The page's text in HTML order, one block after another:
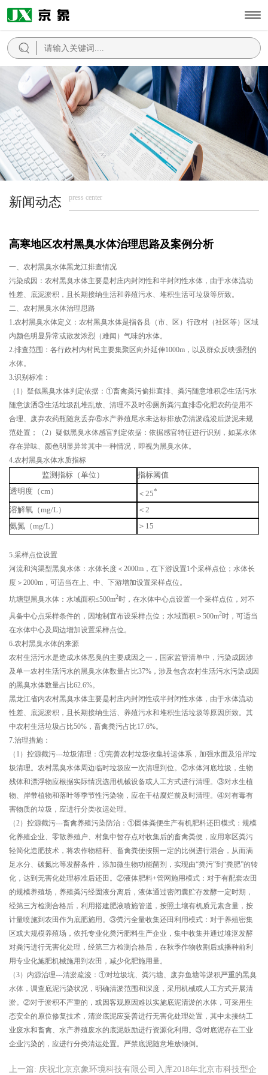
新闻动态 press center
高寒地区农村黑臭水体治理思路及案例分析
一、农村黑臭水体黑龙江排查情况
污染成因：农村黑臭水体主要是村庄内封闭性和半封闭性水体，由于水体流动
性差、底泥淤积，且长期接纳生活和养殖污水、堆积生活可垃圾等所致。
二、农村黑臭水体治理思路
1.农村黑臭水体定义：农村黑臭水体是指各县（市、区）行政村（社区等）区域
内颜色明显异常或散发浓烈（难闻）气味的水体。
2.排查范围：各行政村内村民主要集聚区向外延伸1000m，以及群众反映强烈的
水体。
3.识别标准：
（1）疑似黑臭水体判定依据：①畜禽粪污偷排直排、粪污随意堆积②生活污水
随意泼洒③生活垃圾乱堆乱放、清理不及时④厕所粪污直排⑤化肥农药使用不
合理、废弃农药瓶随意丢弃⑥水产养殖尾水未达标排放⑦清淤疏浚后淤泥未规
范处置；（2）疑似黑臭水体感官判定依据：依据感官特征进行识别，如某水体
存在异味、颜色明显异常其中一种情况，即视为黑臭水体。
4.农村黑臭水体水质指标
监测指标（单位）
指标阈值
透明度（cm） ＜25*
溶解氧（mg/L ） ＜2
氨氮（mg/L ） ＞ 15
5.采样点位设置
河流和沟渠型黑臭水体：水体长度＜ 2000m，在下游设置1个采样点位；水体长
度＞ 2000m，可适当在上、中、下游增加设置采样点位。
坑塘型黑臭水体：水域面积≤500m2时，在水体中心点设置一个采样点位，对不
具备中心点采样条件的，因地制宜布设采样点位；水域面积＞ 500m2时，可适当
在水体中心及周边增加设置采样点位。
6.农村黑臭水体的来源
农村生活污水是造成水体恶臭的主要成因之一，国家监管清单中，污染成因涉
及单一农村生活污水的黑臭水体数量占比37%，涉及包含农村生活污水污染成因
的黑臭水体数量占比62.6%。
黑龙江省内农村黑臭水体主要是村庄内封闭性或半封闭性水体，由于水体流动
性差、底泥淤积，且长期接纳生活、养殖污水和堆积生活垃圾等原因所致。其
中农村生活垃圾占比50%，畜禽粪污占比17.6%。
7.治理措施：
（1）控源截污---垃圾清理：①完善农村垃圾收集转运体系，加强水面及沿岸垃
圾清理。农村黑臭水体周边临时垃圾应一次清理到位。②水体河底垃圾，生物
残体和漂浮物应根据实际情况选用机械设备或人工方式进行清理。③对水生植
物、岸带植物和落叶等季节性污染物，应在干枯腐烂前及时清理。④对有毒有
害物质的垃圾，应进行分类收运处理。
（2）控源截污---畜禽养殖污染防治：①固体粪便生产有机肥料还田模式：规模
化养殖企业、零散养殖户、村集中暂存点对收集后的畜禽粪便，应用寒区粪污
轻简化造肥技术，将农作物秸秆、畜禽粪便按照一定的比例进行混合，从而满
足水分、碳氮比等发酵条件，添加微生物功能菌剂，实现由“粪污”到“粪肥”的转
化，达到无害化处理标准后还田。②液体肥料+管网施用模式：对于有配套农田
的规模养殖场，养殖粪污经固液分离后，液体通过密闭囊贮存发酵一定时期，
经第三方检测合格后，利用搭建肥液喷施管道，按照土壤有机质元素含量，按
计量喷施到农田作为底肥施用。③粪污全量收集还田利用模式：对于养殖密集
区或大规模养殖场，依托专业化粪污肥料生产企业，集中收集并通过堆沤发酵
对粪污进行无害化处理，经第三方检测合格后，在秋季作物收割后或播种前利
用专业化施肥机械施用到农田，减少化肥施用量。
（3）内源治理---清淤疏浚： ①对垃圾坑、粪污塘、废弃鱼塘等淤积严重的黑臭
水体，调查底泥污染状况，明确清淤范围和深度，采用机械或人工方式开展清
淤。 ②对于淤积不严重的，或因客观原因难以实施底泥清淤的水体，可采用生
态安全的原位修复技术，清淤底泥应妥善进行无害化处理处置，其中未接纳工
业废水和畜禽、水产养殖废水的底泥鼓励进行资源化利用。 ③对底泥存在工业
企业污染的，应进行分类清运处置。严禁底泥随意堆放倾倒。
上一篇: 庆祝北京京象环境科技有限公司入库2018年北京市科技型企